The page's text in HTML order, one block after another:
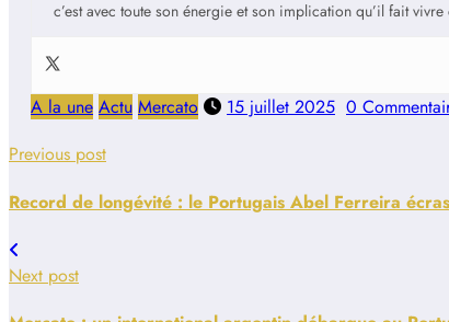
c’est avec toute son énergie et son implication qu’il fait
A la une Actu Mercato 15 juillet 2025 0
Previous post
Record de longévité : le Portugais Abel Ferreira
Next post